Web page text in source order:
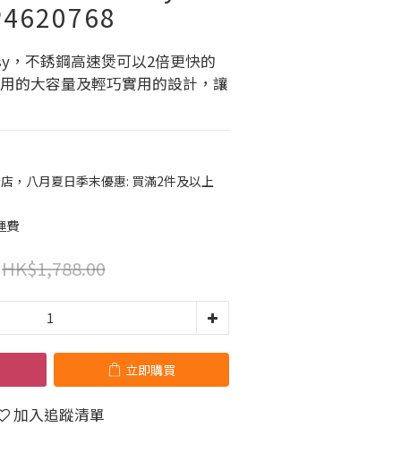
不銹鋼高速煲可以2倍更快的
的大容量及輕巧實用的設計，讓
，八月夏日季末優惠: 買滿2件及以上
費
HK$1,788.00
立即購買
加入追蹤清單